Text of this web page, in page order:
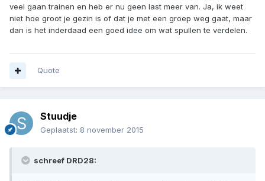
veel gaan trainen en heb er nu geen last meer van. Ja, ik weet
niet hoe groot je gezin is of dat je met een groep weg gaat, maar
dan is het inderdaad een goed idee om wat spullen te verdelen.
Quote
Stuudje
Geplaatst: 8 november 2015
schreef DRD28: